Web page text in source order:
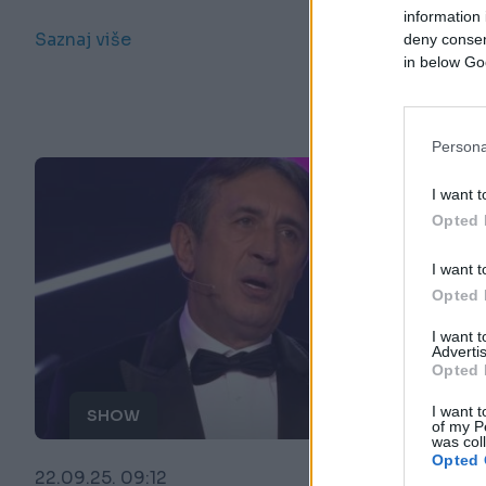
information
deny
in below
I want
Opted
I want
Opted
I want
Opted
I want
of my
was
Opted
Saznaj više
SHOW
22.09.25. 09:12